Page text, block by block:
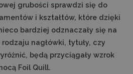
grubości sprawdzi się do
i kształtów, które dzięki
bardziej odznaczały się na
nagłówki, tytuły, czy
będą przyciągały wzrok
Foil Quill.